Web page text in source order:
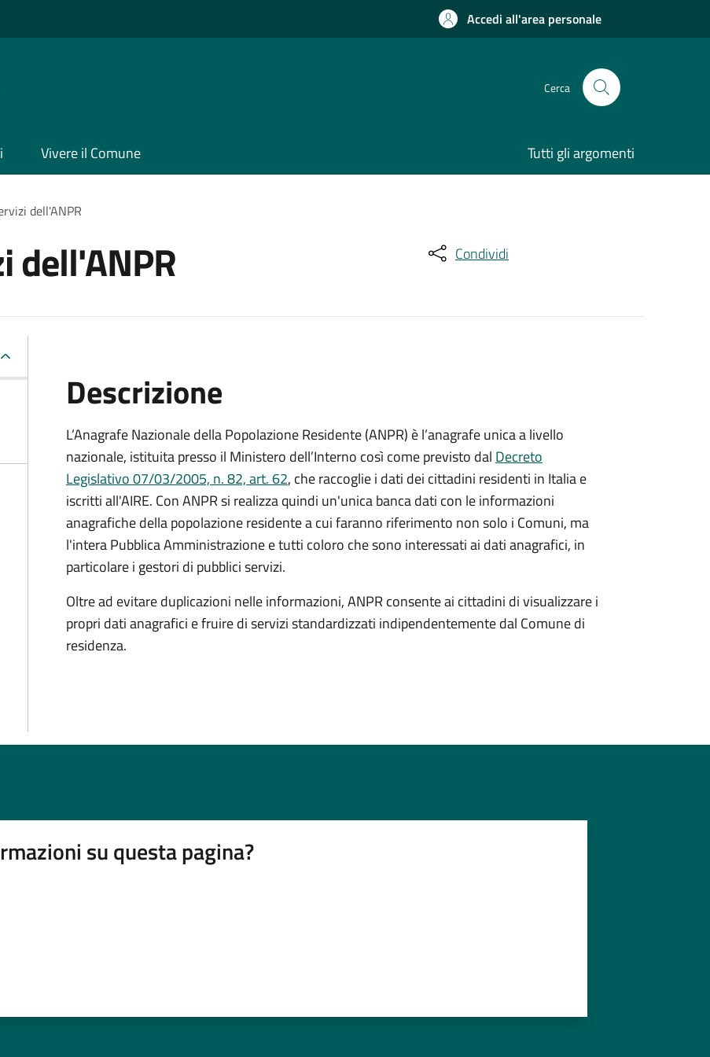
Accedi all'area personale
Cerca
Vivere il Comune Tutti gli argomenti
dell'ANPR
dell'ANPR Condividi
Descrizione
L’Anagrafe Nazionale della Popolazione Residente (ANPR) è l’anagrafe unica a livello
nazionale, istituita presso il Ministero dell’Interno così come previsto dal Decreto
Legislativo 07/03/2005, n. 82, art. 62, che raccoglie i dati dei cittadini residenti in Italia e
iscritti all'AIRE. Con ANPR si realizza quindi un'unica banca dati con le informazioni
anagrafiche della popolazione residente a cui faranno riferimento non solo i Comuni, ma
l'intera Pubblica Amministrazione e tutti coloro che sono interessati ai dati anagrafici, in
particolare i gestori di pubblici servizi.
Oltre ad evitare duplicazioni nelle informazioni, ANPR consente ai cittadini di visualizzare i
propri dati anagrafici e fruire di servizi standardizzati indipendentemente dal Comune di
residenza.
su questa pagina?